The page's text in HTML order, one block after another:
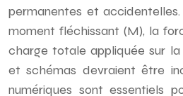
permanentes et
moment fléchissant (M), la
charge totale appliquée sur la
et schémas devraient être
numériques sont essentiels